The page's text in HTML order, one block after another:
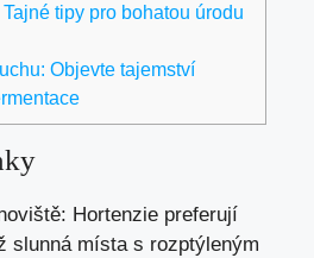
tipy pro bohatou úrodu
Objevte tajemství
Hortenzie preferují
slunná místa s rozptýleným